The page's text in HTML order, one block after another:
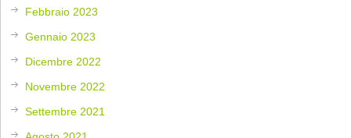
Febbraio 2023
Gennaio 2023
Dicembre 2022
Novembre 2022
Settembre 2021